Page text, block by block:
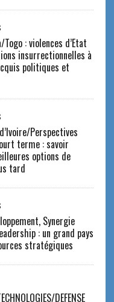
: violences d’Etat
insurrectionnelles à
politiques et
Perspectives
terme : savoir
options de
tard
Synergie
: un grand pays
stratégiques
DEFENSE